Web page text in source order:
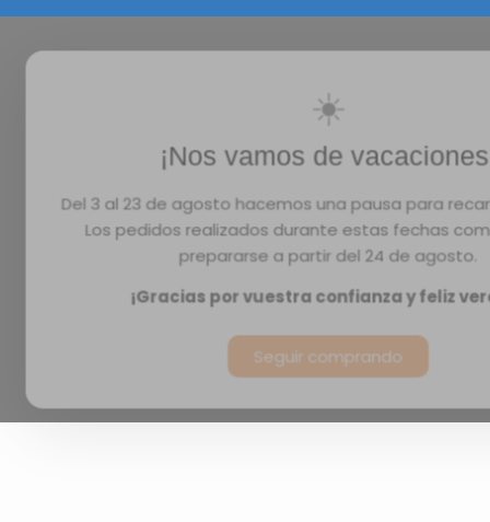
☀️
¡Nos vamos de
Del 3 al 23 de agosto hacemos una pausa para
Los pedidos realizados durante estas fechas
prepararse a partir del 24 de agosto.
¡Gracias por vuestra confianza y feliz
Seguir comprando